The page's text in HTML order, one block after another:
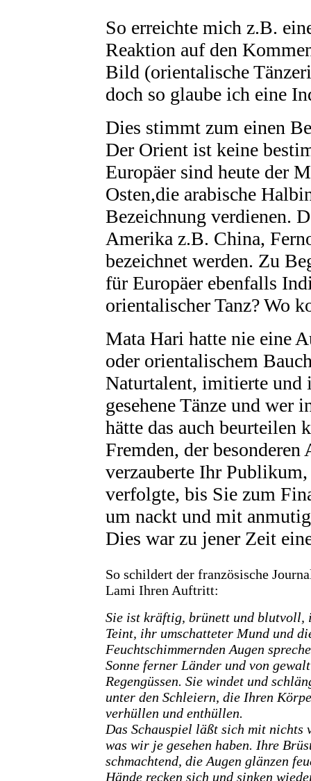
So erreichte mich z.B.
Reaktion auf den
Bild (orientalische
doch so glaube ich eine
Dies stimmt zum einen
Der Orient ist keine
Europäer sind heute der
Osten,die arabische
Bezeichnung verdienen.
Amerika z.B. China,
bezeichnet werden. Zu
für Europäer ebenfalls
orientalischer Tanz? Wo
Mata Hari hatte nie eine
oder orientalischem
Naturtalent, imitierte und
gesehene Tänze und wer
hätte das auch beurteilen
Fremden, der
verzauberte Ihr
verfolgte, bis Sie zum
um nackt und mit
Dies war zu jener Zeit
So schildert der französische
Lami Ihren Auftritt:
Sie ist kräftig, brünett und blutvoll,
Teint, ihr umschatteter Mund und
Feuchtschimmernden Augen
Sonne ferner Länder und von
Regengüssen. Sie windet und
unter den Schleiern, die Ihren
verhüllen und enthüllen.
Das Schauspiel läßt sich mit nichts
was wir je gesehen haben. Ihre
schmachtend, die Augen glänzen
Hände recken sich und sinken